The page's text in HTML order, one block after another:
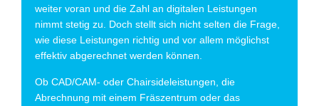
weiter voran und die Zahl an digitalen Leistungen
nimmt stetig zu. Doch stellt sich nicht selten die Frage,
wie diese Leistungen richtig und vor allem möglichst
effektiv abgerechnet werden können.
Ob CAD/CAM- oder Chairsideleistungen, die
Abrechnung mit einem Fräszentrum oder das